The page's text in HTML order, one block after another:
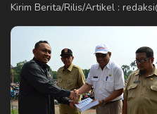
Kirim Berita/Rilis/Artikel :